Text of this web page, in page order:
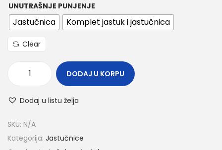
UNUTRAŠNJE PUNJENJE
Jastučnica Komplet jastuk i jastučnica
Clear
DODAJ U KORPU
Dodaj u listu želja
SKU: N/A
Kategorija: Jastučnice